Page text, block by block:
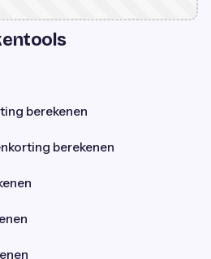
berekenen
berekenen